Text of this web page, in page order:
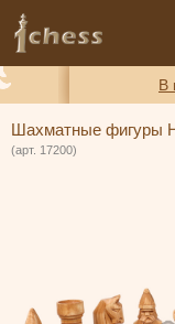
В
Шахматные фигуры
(арт. 17200)